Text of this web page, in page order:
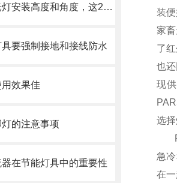
港口码头投光灯安装高度和角度，这2个参数搞错等于白装
要强制接地和接线防水
效果佳
的注意事项
在节能灯具中的重要性
装
家
了
也
现
选
急
在